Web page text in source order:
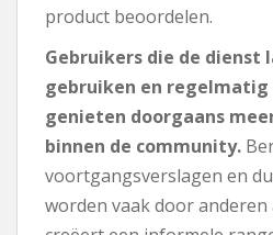
product beoordelen.
Gebruikers die de dienst
gebruiken en regelmatig
genieten doorgaans
binnen de community.
voortgangsverslagen en
worden vaak door anderen